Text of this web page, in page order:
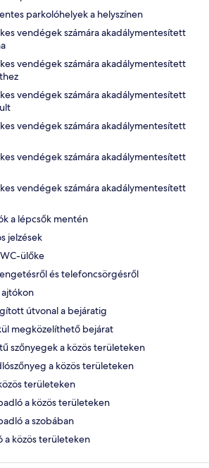
parkolóhelyek a helyszínen
vendégek számára akadálymentesített
vendégek számára akadálymentesített
vendégek számára akadálymentesített
vendégek számára akadálymentesített
vendégek számára akadálymentesített
vendégek számára akadálymentesített
a lépcsők mentén
jelzések
ülőke
és telefoncsörgésről
ajtókon
útvonal a bejáratig
megközelíthető bejárat
szőnyegek a közös területeken
a közös területeken
területeken
a közös területeken
a szobában
a közös területeken